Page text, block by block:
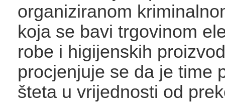
organiziranom
koja se bavi trgovinom
robe i higijenskih
procjenjuje se da je time
šteta u vrijednosti od